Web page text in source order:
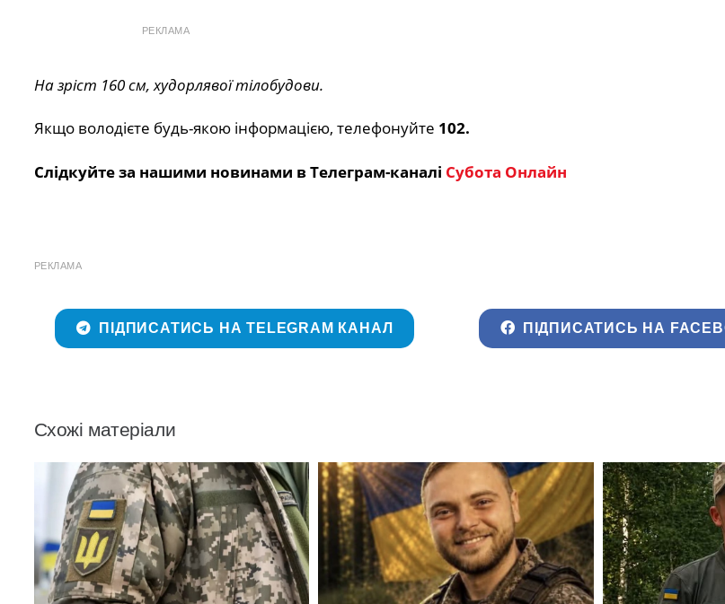
РЕКЛАМА
На зріст 160 см, худорлявої тілобудови.
Якщо володієте будь-якою інформацією, телефонуйте 102.
Слідкуйте за нашими новинами в Телеграм-каналі Субота Онлайн
РЕКЛАМА
ПІДПИСАТИСЬ НА TELEGRAM КАНАЛ ПІДПИСАТИСЬ НА
Схожі матеріали